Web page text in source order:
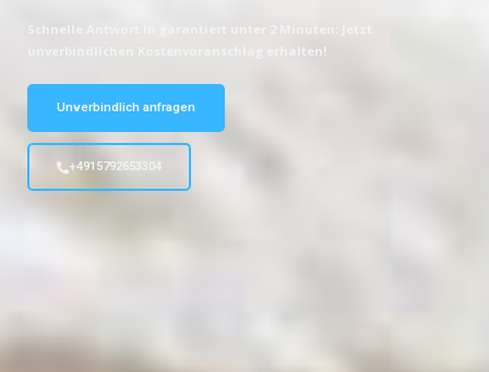
Schnelle Antwort in garantiert unter 2 Minuten: Jetzt
unverbindlichen Kostenvoranschlag erhalten!
Unverbindlich anfragen
+4915792653304